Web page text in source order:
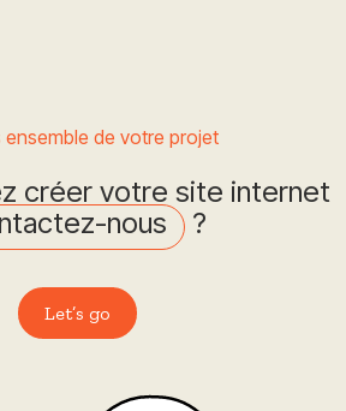
ensemble de votre projet
créer votre site internet
nous
?
Let’s go